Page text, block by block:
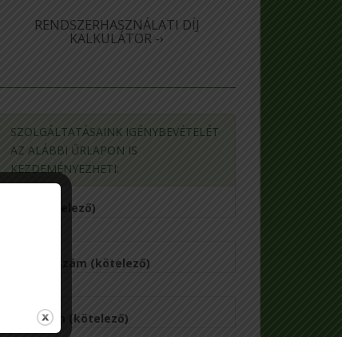
RENDSZERHASZNÁLATI DÍJ
KALKULÁTOR -›
SZOLGÁLTATÁSAINK IGÉNYBEVÉTELÉT
AZ ALÁBBI ŰRLAPON IS
KEZDEMÉNYEZHETI:
Név (kötelező)
Telefonszám (kötelező)
Email cím (kötelező)